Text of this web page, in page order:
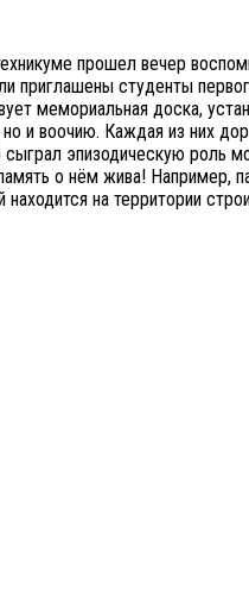
прошел вечер
приглашены студенты
мемориальная доска,
и воочию. Каждая из них
эпизодическую роль
о нём жива! Например,
на территории